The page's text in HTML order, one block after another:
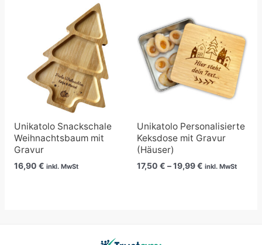
Unikatolo Snackschale
Weihnachtsbaum mit
Gravur
16,90 € inkl. MwSt
Unikatolo Personalisierte
Keksdose mit Gravur
(Häuser)
17,50 € –19,99€
bis
19,99 €
inkl. MwSt